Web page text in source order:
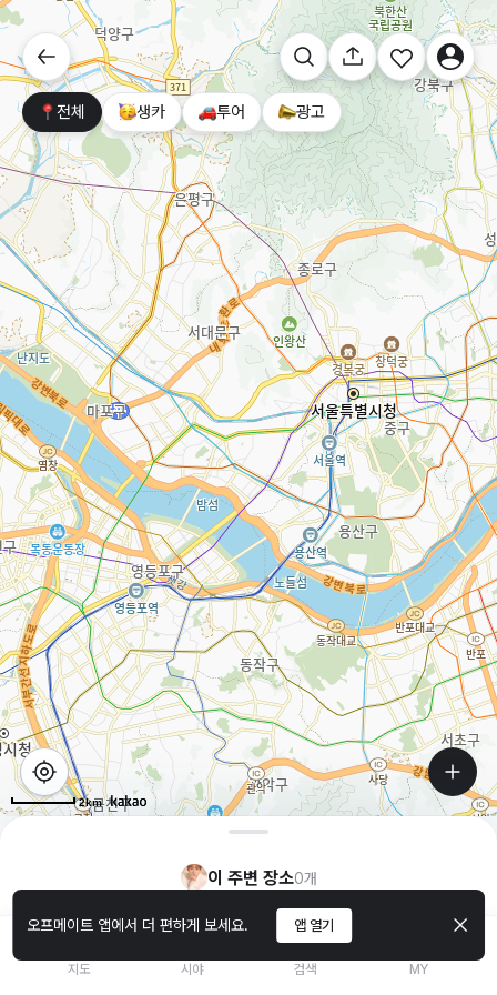
오프메이트 앱에서 더 편하게 보세요. 앱 열기
2km
전체 생카 투어 광고
이 주변 장소0개
지도 시야 검색 MY